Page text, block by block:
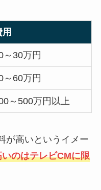
用
～30万円
～60万円
～500万円以上
が高いというイメー
のはテレビCMに限